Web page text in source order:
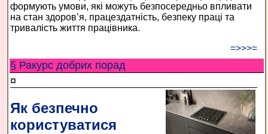
формують умови, які можуть безпосередньо впливати
на стан здоров’я, працездатність, безпеку праці та
тривалість життя працівника.
=>>>=
§ Ракурс добрих порад
¤
Як безпечно
користуватися